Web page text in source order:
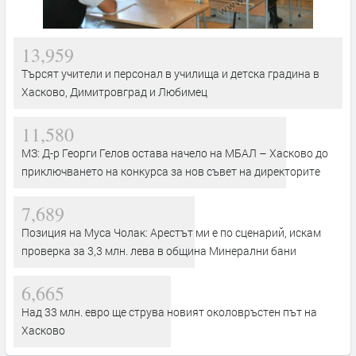
13,959
Търсят учители и персонал в училища и детска градина в
Хасково, Димитровград и Любимец
11,580
МЗ: Д-р Георги Гелов остава начело на МБАЛ – Хасково до
приключването на конкурса за нов съвет на директорите
7,689
Позиция на Муса Чолак: Арестът ми е по сценарий, искам
проверка за 3,3 млн. лева в община Минерални бани
6,665
Над 33 млн. евро ще струва новият околовръстен път на
Хасково